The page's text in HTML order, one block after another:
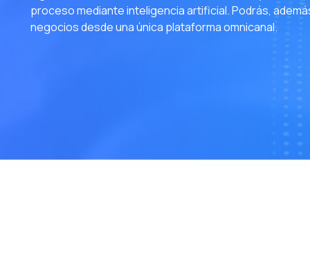
proceso mediante inteligencia artificial. Podrás,
negocios desde una única plataforma omnicanal.